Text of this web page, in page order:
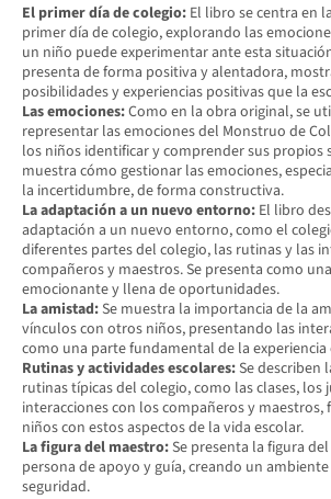
El primer día de colegio: El libro se centra en
primer día de colegio, explorando las
un niño puede experimentar ante esta
presenta de forma positiva y alentadora,
posibilidades y experiencias positivas que la
Las emociones:Como en la obra original, se
representar las emociones del Monstruo de
los niños identificar y comprender sus propios
muestra cómo gestionar las emociones,
la incertidumbre, de forma constructiva.
La adaptación a un nuevo entorno: El libro
adaptación a un nuevo entorno, como el
diferentes partes del colegio, las rutinas y las
compañeros y maestros. Se presenta como
emocionante y llena de oportunidades.
La amistad:Se muestra la importancia de la
vínculos con otros niños, presentando las
como una parte fundamental de la experiencia
Rutinas y actividades escolares:Se describen
rutinas típicas del colegio, como las clases, los
interacciones con los compañeros y maestros,
niños con estos aspectos de la vida escolar.
La figura del maestro:Se presenta la figura
persona de apoyo y guía, creando un
seguridad.